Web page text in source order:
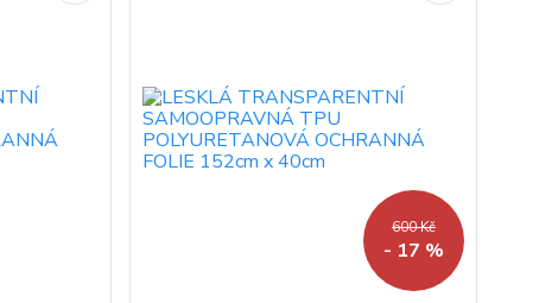
600 Kč
- 17 %